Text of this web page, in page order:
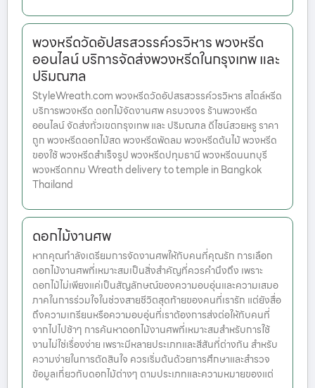
พวงหรีดวัดอัปสรสวรรค์วรวิหาร พวงหรีด
ออนไลน์ บริการจัดส่งพวงหรีดในกรุงเทพ และ
ปริมณฑล
StyleWreath.com พวงหรีดวัดอัปสรสวรรค์วรวิหาร สไตล์หรีด
บริการพวงหรีด ดอกไม้จัดงานศพ ครบวงจร ร้านพวงหรีด
ออนไลน์ จัดส่งทั่วเขตกรุงเทพ และ ปริมณฑล ดีไซน์สวยหรู ราคา
ถูก พวงหรีดดอกไม้สด พวงหรีดพัดลม พวงหรีดต้นไม้ พวงหรีด
ของใช้ พวงหรีดสำเร็จรูป พวงหรีดปทุมธานี พวงหรีดนนทบุรี
พวงหรีดกทม Wreath delivery to temple in Bangkok
Thailand
ดอกไม้งานศพ
หากคุณกำลังเตรียมการจัดงานศพให้กับคนที่คุณรัก การเลือก
ดอกไม้งานศพที่เหมาะสมเป็นสิ่งสำคัญที่ควรคำนึงถึง เพราะ
ดอกไม้ไม่เพียงแค่เป็นสัญลักษณ์ของความอบอุ่นและความเสมอ
ภาคในการร่วมใจในช่วงสายชีวิตสุดท้ายของคนที่เรารัก แต่ยังสื่อ
ถึงความเกรียนหรือความอบอุ่นที่เราต้องการส่งต่อให้กับคนที่
จากไปไปช้าๆ การค้นหาดอกไม้งานศพที่เหมาะสมสำหรับการใช้
งานไม่ใช่เรื่องง่าย เพราะมีหลายประเภทและสีสันที่ต่างกัน สำหรับ
ความง่ายในการตัดสินใจ ควรเริ่มต้นด้วยการศึกษาและสำรวจ
ข้อมูลเกี่ยวกับดอกไม้ต่างๆ ตามประเภทและความหมายของแต่